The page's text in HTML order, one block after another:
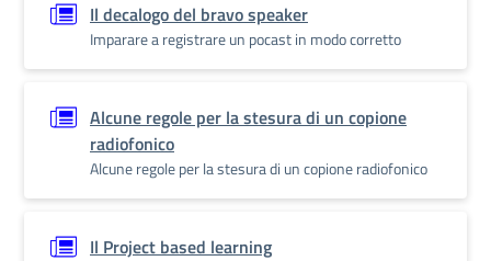
Il decalogo del bravo speaker
Imparare a registrare un pocast in modo corretto
Alcune regole per la stesura di un copione
radiofonico
Alcune regole per la stesura di un copione radiofonico
Il Project based learning